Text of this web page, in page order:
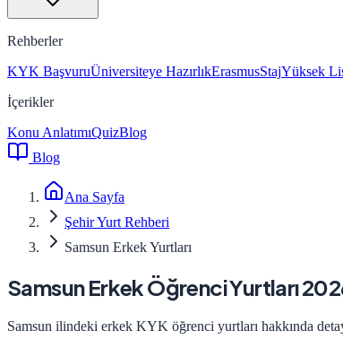
Rehberler
KYK BaşvuruÜniversiteye HazırlıkErasmusStajYüksek
İçerikler
Konu AnlatımıQuizBlog
Blog
Ana Sayfa
Şehir Yurt Rehberi
Samsun Erkek Yurtları
SamsunErkekÖğrenci Yurtları
Samsun ilindeki erkek KYK öğrenci yurtları hakkında